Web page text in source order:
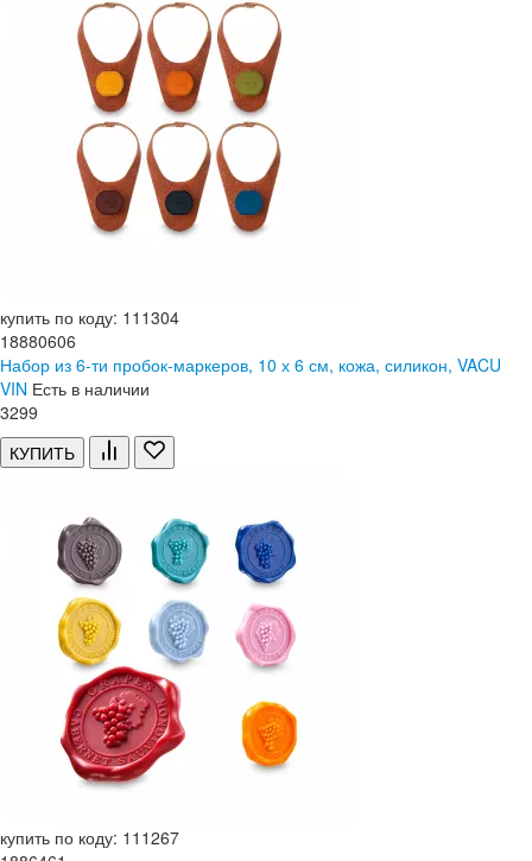
купить по коду: 111304
18880606
Набор из 6-ти пробок-маркеров, 10 х 6 см, кожа, силикон, VACU
VIN Есть в наличии
3299
КУПИТЬ
купить по коду: 111267